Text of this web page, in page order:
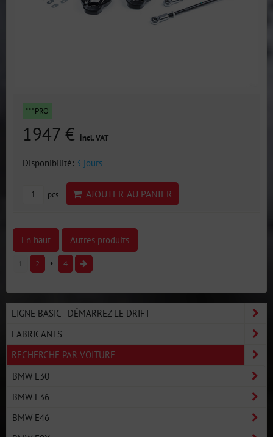
***PRO
1947 € incl. VAT
Disponibilité: 3 jours
pcs AJOUTER AU PANIER
En haut Autres produits
1 2 4
LIGNE BASIC - DÉMARREZ LE DRIFT
FABRICANTS
RECHERCHE PAR VOITURE
BMW E30
BMW E36
BMW E46